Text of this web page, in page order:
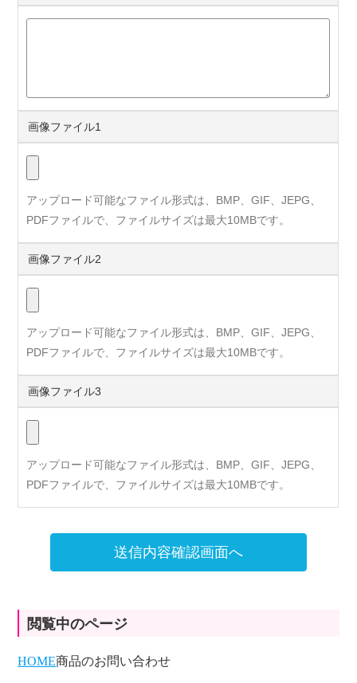
画像ファイル1
アップロード可能なファイル形式は、BMP、GIF、JEPG、
PDFファイルで、ファイルサイズは最大10MBです。
画像ファイル2
アップロード可能なファイル形式は、BMP、GIF、JEPG、
PDFファイルで、ファイルサイズは最大10MBです。
画像ファイル3
アップロード可能なファイル形式は、BMP、GIF、JEPG、
PDFファイルで、ファイルサイズは最大10MBです。
送信内容確認画面へ
閲覧中のページ
HOME商品のお問い合わせ